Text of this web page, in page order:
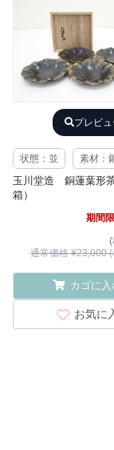
プレビュ
状態：並 素材：
玉川堂造 銅蓮葉形
箱）
期間
(
通常価格 ¥23,000
カゴに入
お気に